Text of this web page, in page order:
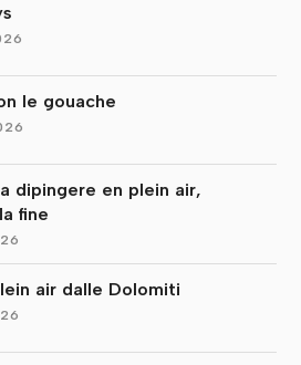
le gouache
dipingere en plein air,
fine
air dalle Dolomiti